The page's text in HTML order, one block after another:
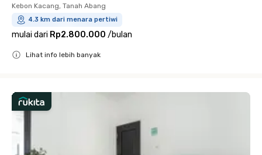
Kebon Kacang, Tanah Abang
4.3 km dari menara pertiwi
mulai dari Rp2.800.000 /bulan
Lihat info lebih banyak